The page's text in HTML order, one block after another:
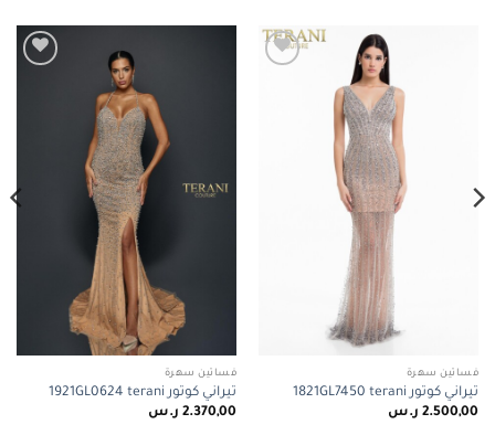
فساتين سهرة
تيراني كوتور 1821GL7450 terani
2.500,00 ر.س
فساتين سهرة
تيراني كوتور 1921GL0624 terani
2.370,00 ر.س